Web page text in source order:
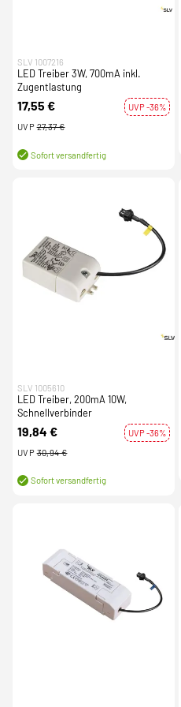
SLV 1007216
LED Treiber 3W, 700mA inkl.
Zugentlastung
17,55 €
UVP -36%
UVP 27,37 €
Sofort versandfertig
SLV 1005610
LED Treiber, 200mA 10W,
Schnellverbinder
19,84 €
UVP -36%
UVP 30,94 €
Sofort versandfertig